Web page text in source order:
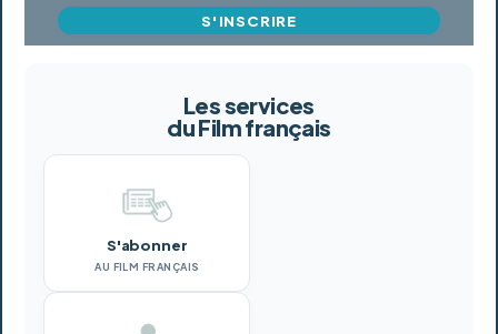
S'INSCRIRE
Les services
du Film français
S'abonner
AU FILM FRANÇAIS